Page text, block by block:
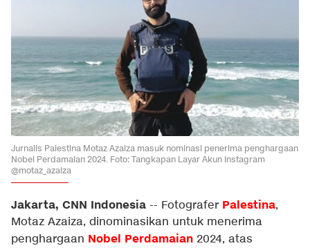
Jurnalis Palestina Motaz Azaiza masuk nominasi penerima penghargaan
Nobel Perdamaian 2024. Foto: Tangkapan Layar Akun Instagram
@motaz_azaiza
Jakarta, CNN Indonesia -- Fotografer Palestina,
Motaz Azaiza, dinominasikan untuk menerima
penghargaan Nobel Perdamaian 2024, atas